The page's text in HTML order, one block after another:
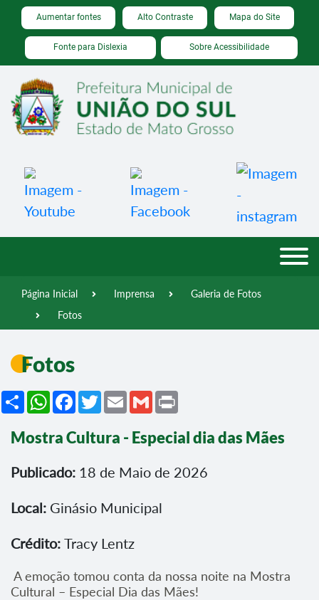
Seção de atalhos e links de acessibilidade
Ir para o conteúdo [alt+1]
Ir para o menu [alt+2]
Ir para a busca [alt+3]
Ir para o rodapé [alt+4]
Aumentar fontes Alto Contraste Mapa do Site
Fonte para Dislexia Sobre Acessibilidade
Página Inicial Imprensa
Galeria de Fotos
Fotos
Fotos
ShareWhatsApp
Facebook
TwitterEmailGmail
Mostra Cultura - Especial dia das Mães
Publicado: 18 de Maio de 2026
Local: Ginásio Municipal
Crédito: Tracy Lentz
A emoção tomou conta da nossa noite na Mostra
Cultural – Especial Dia das Mães!